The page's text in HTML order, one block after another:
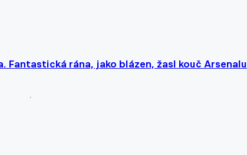
rána, jako blázen, žasl kouč Arsenalu